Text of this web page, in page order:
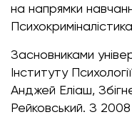
на напрямки
Засновниками
Інституту
Анджей Еліаш,
Рейковський. З